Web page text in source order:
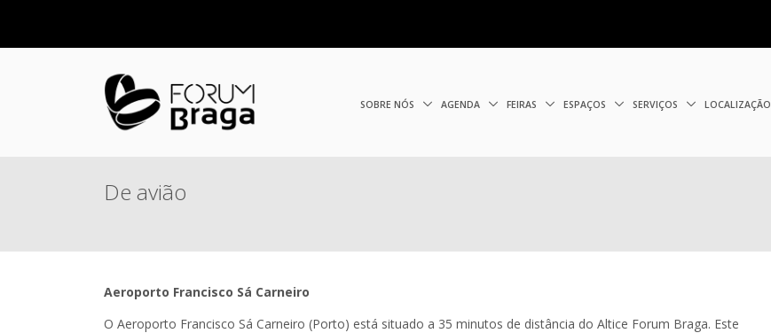
SOBRE NÓS AGENDA FEIRAS ESPAÇOS SERVIÇOS LOCALIZAÇÃO
De avião
Aeroporto Francisco Sá Carneiro
O Aeroporto Francisco Sá Carneiro (Porto) está situado a 35 minutos de distância do Altice Forum Braga. Este